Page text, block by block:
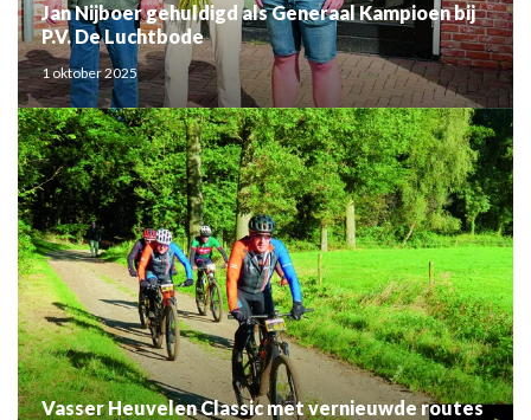
Jan Nijboer gehuldigd als Generaal Kampioen bij
P.V. De Luchtbode
1 oktober 2025
Vasser Heuvelen Classic met vernieuwde routes